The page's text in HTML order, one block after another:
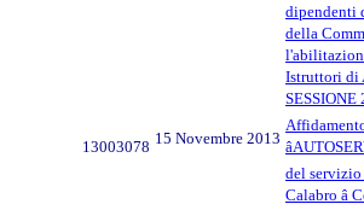
dipendenti
della
Istruttori di
SESSIONE
13003078 15 Novembre 2013
del
Calabro â